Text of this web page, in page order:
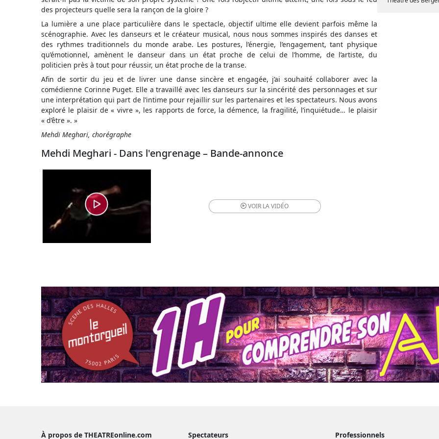
des projecteurs quelle sera la rançon de la gloire ?
La lumière a une place particulière dans le spectacle, objectif ultime elle devient parfois même la
scénographie. Avec les danseurs et le créateur musical, nous nous sommes inspirés des danses et
des rythmes traditionnels du monde arabe. Les postures, l’énergie, l’engagement, tant physique
qu’émotionnel, amènent le danseur dans un état proche de celui de l’homme, de l’artiste, du
politicien près à tout pour réussir, un état proche de la transe.
Afin de sortir du jeu et de livrer une danse sincère et engagée, j’ai souhaité collaborer avec la
comédienne Corinne Puget. Elle a travaillé avec les danseurs sur la sincérité des personnages et sur
une interprétation qui part de l’intime pour rejaillir sur les partenaires et les spectateurs. Nous avons
exploré le plaisir de « vivre », les rapports de force, la démence, la fragilité, l’inquiétude… le plaisir
« d’être ». »
Mehdi Meghari, chorégraphe
Mehdi Meghari - Dans l'engrenage – Bande-annonce
VOIR LAVIDÉO
À propos de THEATREonline.com Spectateurs Professionnels